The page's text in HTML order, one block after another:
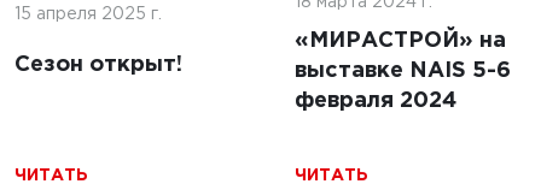
15 апреля 2025 г.
Сезон открыт!
ЧИТАТЬ
«МИРАСТРОЙ» на
выставке NAIS 5-6
февраля 2024
ЧИТАТЬ
современные
подходы и
технологии